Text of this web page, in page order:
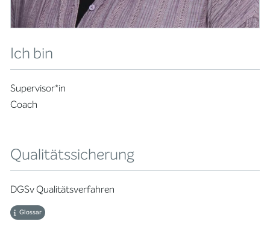
Ich bin
Supervisor*in
Coach
Qualitätssicherung
DGSv Qualitätsverfahren
Glossar